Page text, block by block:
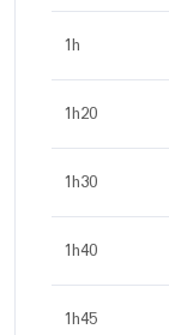
1h
1h20
1h30
1h40
1h45